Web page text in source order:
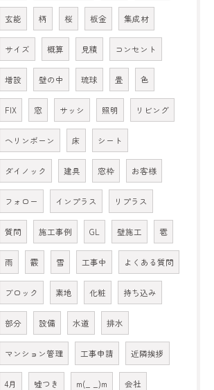
玄能 柄 桜 板金 集成材
サイズ 概算 見積 コンセント
増設 壁の中 琉球 畳 色
FIX 窓 サッシ 照明 リビング
ヘリンボーン 床 シート
ダイノック 建具 窓枠 お客様
フォロー インプラス リプラス
質問 施工事例 GL 壁施工 雹
雨 霰 雪 工事中 よくある質問
ブロック 素地 化粧 持ち込み
部分 設備 水道 排水
マンション管理 工事申請 近隣挨拶
4月 嘘つき m(_ _)m 会社